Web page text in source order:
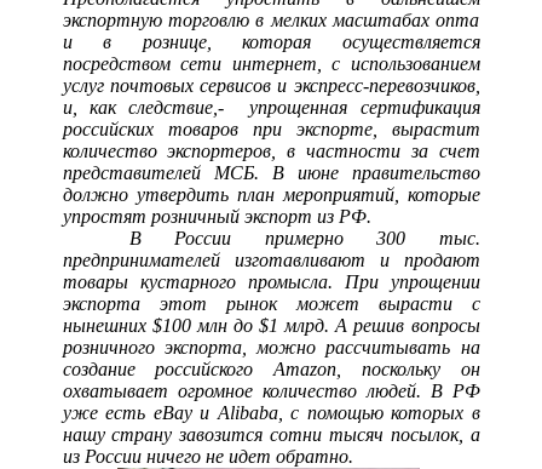
экспортную торговлю в мелких масштабах опта
и в рознице, которая осуществляется
посредством сети интернет, с использованием
услуг почтовых сервисов и экспресс-перевозчиков,
и, как следствие,- упрощенная сертификация
российских товаров при экспорте, вырастит
количество экспортеров, в частности за счет
представителей МСБ. В июне правительство
должно утвердить план мероприятий, которые
упростят розничный экспорт из РФ.
В России примерно 300 тыс.
предпринимателей изготавливают и продают
товары кустарного промысла. При упрощении
экспорта этот рынок может вырасти с
нынешних $100 млн до $1 млрд. А решив вопросы
розничного экспорта, можно рассчитывать на
создание российского Amazon, поскольку он
охватывает огромное количество людей. В РФ
уже есть eBay и Alibaba, с помощью которых в
нашу страну завозится сотни тысяч посылок, а
из России ничего не идет обратно.